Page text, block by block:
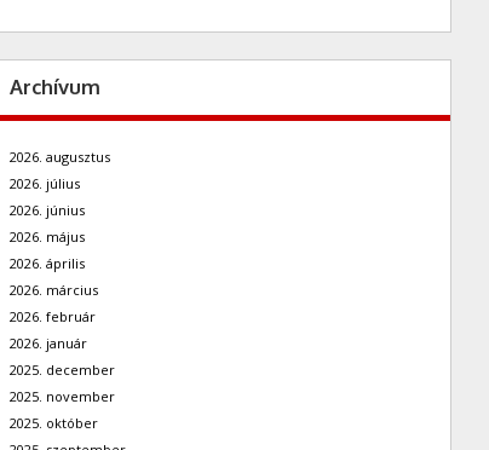
Archívum
2026. augusztus
2026. július
2026. június
2026. május
2026. április
2026. március
2026. február
2026. január
2025. december
2025. november
2025. október